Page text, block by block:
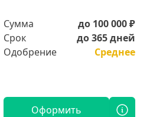
Сумма
до 100 000 ₽
Срок
до 365 дней
Одобрение
Среднее
Оформить